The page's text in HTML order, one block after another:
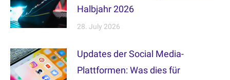
Halbjahr 2026
28. July 2026
Updates der Social Media-
Plattformen: Was dies für